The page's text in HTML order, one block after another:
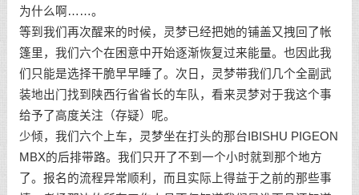
为什么啊……。
等到我们再次醒来的时候，灵梦已经把她的铺盖又拽回了帐
篷里，我们六个在困意中开始逐渐恢复过来能量。也因此我
们只能是选择干脆早早睡了。次日，灵梦带我们几个全副武
装地出门找到陕西行省省长的车队，看来灵梦对于我这个事
给予了高度关注（存疑）呢。
少倾，我们六个上车，灵梦坐在打头的那台IBISHU PIGEON
MBX的后排带路。我们只开了不到一个小时就到那个地方
了。报名的流程异常顺利，而且实际上得益于之前的那些事